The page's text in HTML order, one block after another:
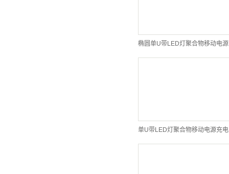
椭圆单U带LED灯聚合物移动电
单U带LED灯聚合物移动电源充